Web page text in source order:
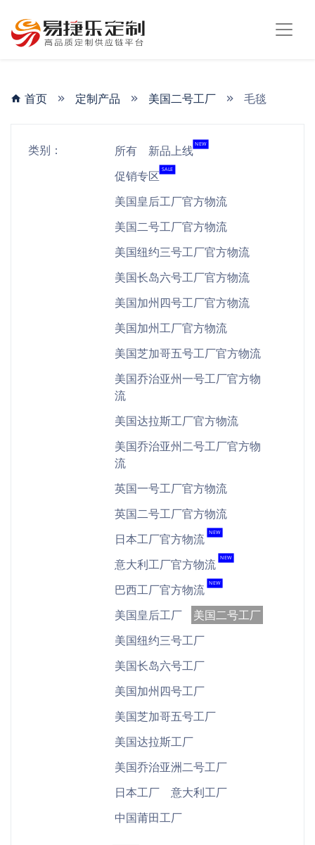
首页 定制产品 美国二号工厂 毛毯
类别： 所有 新品上线 NEW
促销专区 SALE
美国皇后工厂官方物流
美国二号工厂官方物流
美国纽约三号工厂官方物流
美国长岛六号工厂官方物流
美国加州四号工厂官方物流
美国加州工厂官方物流
美国芝加哥五号工厂官方物流
美国乔治亚州一号工厂官方物
流
美国达拉斯工厂官方物流
美国乔治亚州二号工厂官方物
流
英国一号工厂官方物流
英国二号工厂官方物流
日本工厂官方物流 NEW
意大利工厂官方物流 NEW
巴西工厂官方物流 NEW
美国皇后工厂
美国二号工厂
美国纽约三号工厂
美国长岛六号工厂
美国加州四号工厂
美国芝加哥五号工厂
美国达拉斯工厂
美国乔治亚洲二号工厂
日本工厂
意大利工厂
中国莆田工厂